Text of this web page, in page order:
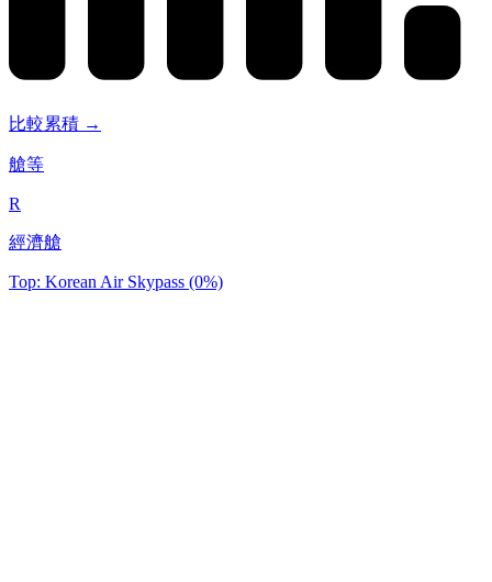
比較累積 →
艙等
R
經濟艙
Top: Korean Air Skypass (0%)